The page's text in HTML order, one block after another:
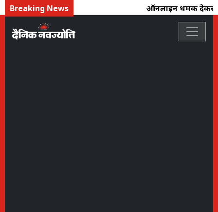
Breaking News ऑनलाइन धमकी देकर 4